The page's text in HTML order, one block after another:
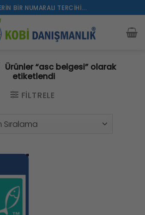
BIR NUMARALI TERCIHI...
Ürünler “asc belgesi” olarak
etiketlendi
FILTRELE